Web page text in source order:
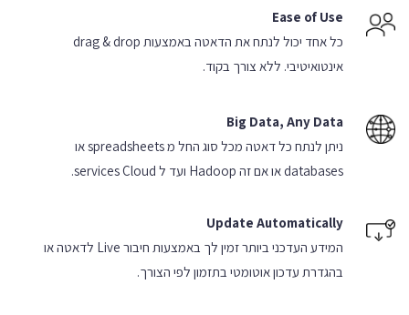
Ease of Use
כל אחד יכול לנתח את הדאטה באמצעות drag & drop
אינטואיטיבי. ללא צורך בקוד.
Big Data, Any Data
ניתן לנתח כל דאטה מכל סוג החל מ spreadsheets
או
databases או אם זה Hadoop ועד ל services Cloud.
Update Automatically
המידע העדכני ביותר זמין לך באמצעות חיבור Live לדאטה
או
בהגדרת עדכון אוטומטי בתזמון לפי הצורך.